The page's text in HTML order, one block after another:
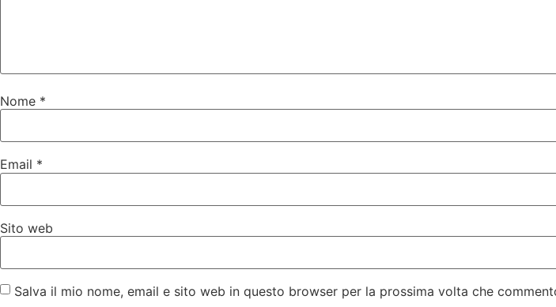
Nome *
Email *
Sito web
Salva il mio nome, email e sito web in questo browser per la prossima volta che